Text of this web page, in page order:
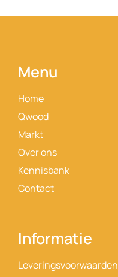
Menu
Home
Qwood
Markt
Over ons
Kennisbank
Contact
Informatie
Leveringsvoorwaarden